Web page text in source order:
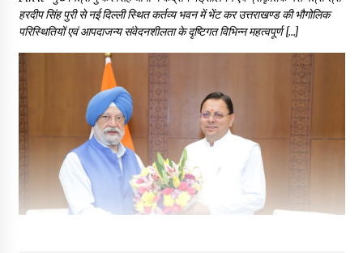
हरदीप सिंह पुरी से नई दिल्ली स्थित कर्तव्य भवन में भेंट कर उत्तराखण्ड की भौगोलिक
परिस्थितियों एवं आपदाजन्य संवेदनशीलता के दृष्टिगत विभिन्न महत्वपूर्ण […]